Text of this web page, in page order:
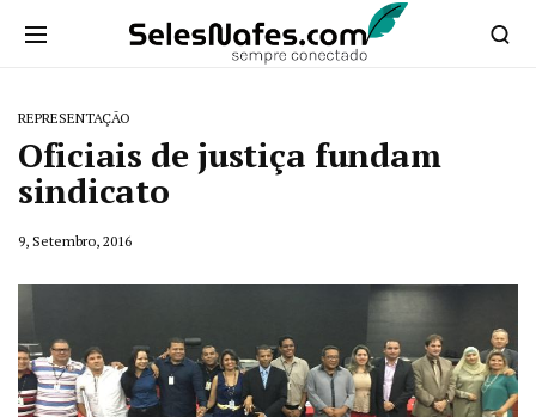
REPRESENTAÇÃO
Oficiais de justiça fundam
sindicato
9, Setembro, 2016